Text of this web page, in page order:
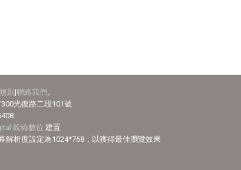
則|聯絡我們 。
光復路二段101號
銳綸數位 建置
解析度設定為1024*768，以獲得最佳瀏覽效果